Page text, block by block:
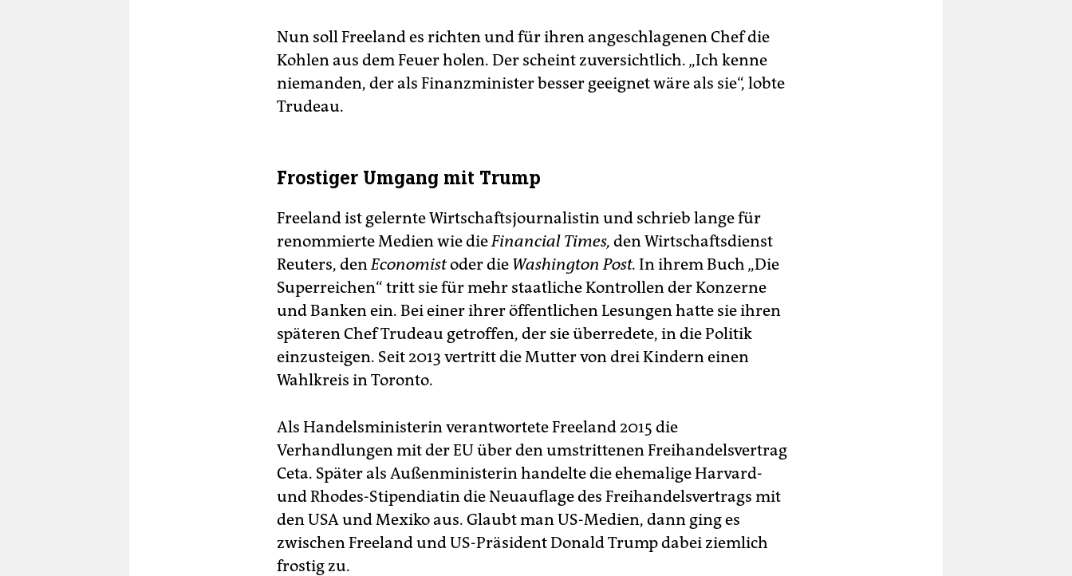
Nun soll Freeland es richten und für ihren angeschlagenen Chef die
Kohlen aus dem Feuer holen. Der scheint zuversichtlich. „Ich kenne
niemanden, der als Finanzminister besser geeignet wäre als sie“, lobte
Trudeau.
Frostiger Umgang mit Trump
Freeland ist gelernte Wirtschaftsjournalistin und schrieb lange für
renommierte Medien wie dieFinancial Times, den Wirtschaftsdienst
Reuters, denEconomistoder die Washington Post. In ihrem Buch „Die
Superreichen“ tritt sie für mehr staatliche Kontrollen der Konzerne
und Banken ein. Bei einer ihrer öffentlichen Lesungen hatte sie ihren
späteren Chef Trudeau getroffen, der sie überredete, in die Politik
einzusteigen. Seit 2013 vertritt die Mutter von drei Kindern einen
Wahlkreis in Toronto.
Als Handelsministerin verantwortete Freeland 2015 die
Verhandlungen mit der EU über den umstrittenen Freihandelsvertrag
Ceta. Später als Außenministerin handelte die ehemalige Harvard-
und Rhodes-Stipendiatin die Neuauflage des Freihandelsvertrags mit
den USA und Mexiko aus. Glaubt man US-Medien, dann ging es
zwischen Freeland und US-Präsident Donald Trump dabei ziemlich
frostig zu.